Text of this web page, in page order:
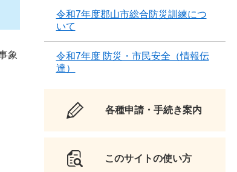
象
令和7年度郡山市総合防災訓練につ
いて
令和7年度 防災・市民安全（情報伝
達）
各種申請・手続き案内
このサイトの使い方